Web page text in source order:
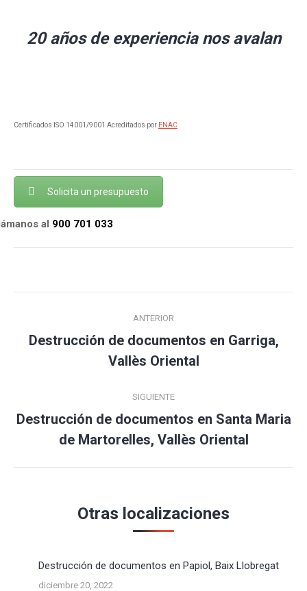
20 años de experiencia nos avalan
Certificados ISO 14001/9001 Acreditados por ENAC
Solicita un presupuesto
al 900 701 033
entre
publicaciones
ANTERIOR
Publicación
anterior:
Destrucción de documentos en Garriga,
Vallès Oriental
SIGUIENTE
Publicación
siguiente:
Destrucción de documentos en Santa Maria
de Martorelles, Vallès Oriental
Otras localizaciones
Destrucción de documentos en Papiol, Baix Llobregat
diciembre 20, 2022